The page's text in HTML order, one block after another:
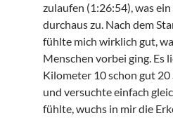
zulaufen (1:26:54), was
durchaus zu. Nach dem
fühlte mich wirklich gut,
Menschen vorbei ging. Es
Kilometer 10 schon gut 20
und versuchte einfach
fühlte, wuchs in mir die